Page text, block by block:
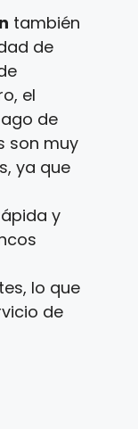
también
de
el
de
son muy
ya que
y
lo que
de